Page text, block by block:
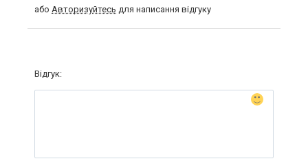
або Авторизуйтесь для написання відгуку
Відгук: